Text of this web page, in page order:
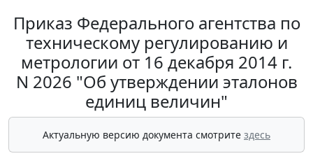
Приказ Федерального агентства по
техническому регулированию и
метрологии от 16 декабря 2014 г.
N 2026 "Об утверждении эталонов
единиц величин"
Актуальную версию документа смотрите здесь